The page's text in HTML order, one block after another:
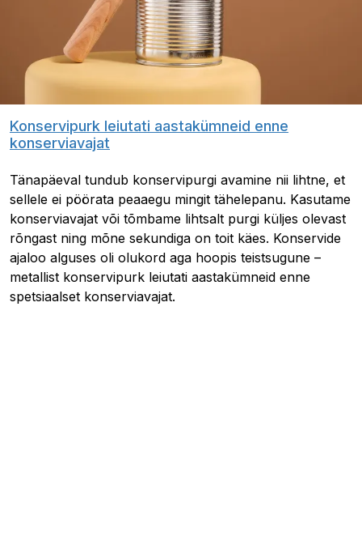
Konservipurk leiutati aastakümneid enne
konserviavajat
Tänapäeval tundub konservipurgi avamine nii lihtne, et
sellele ei pöörata peaaegu mingit tähelepanu. Kasutame
konserviavajat või tõmbame lihtsalt purgi küljes olevast
rõngast ning mõne sekundiga on toit käes. Konservide
ajaloo alguses oli olukord aga hoopis teistsugune –
metallist konservipurk leiutati aastakümneid enne
spetsiaalset konserviavajat.